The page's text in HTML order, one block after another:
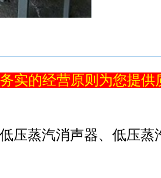
实的经营原则为您提供
低压蒸汽消声器、低压蒸